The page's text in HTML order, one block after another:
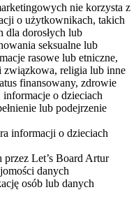
nie korzysta z
o użytkownikach, takich
dla dorosłych lub
seksualne lub
rasowe lub etniczne,
związkowa, religia lub inne
finansowany, zdrowie
o dzieciach
lub podejrzenie
informacji o dzieciach
przez Let’s Board Artur
danych
osób lub danych